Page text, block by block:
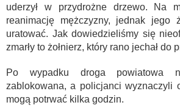
uderzył w przydrożne drzewo. Na
reanimację mężczyzny, jednak jego
uratować. Jak dowiedzieliśmy się
zmarły to żołnierz, który rano jechał do
Po wypadku droga powiatowa
zablokowana, a policjanci wyznaczyli
mogą potrwać kilka godzin.